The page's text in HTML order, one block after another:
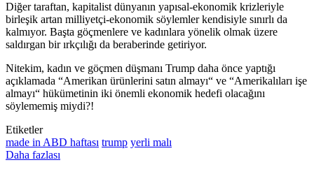
Diğer taraftan, kapitalist dünyanın yapısal-ekonomik krizleriyle
birleşik artan milliyetçi-ekonomik söylemler kendisiyle sınırlı da
kalmıyor. Başta göçmenlere ve kadınlara yönelik olmak üzere
saldırgan bir ırkçılığı da beraberinde getiriyor.
Nitekim, kadın ve göçmen düşmanı Trump daha önce yaptığı
açıklamada “Amerikan ürünlerini satın almayı“ ve “Amerikalıları işe
almayı“ hükümetinin iki önemli ekonomik hedefi olacağını
söylememiş miydi?!
Etiketler
made in ABD haftası trump yerli malı
Daha fazlası